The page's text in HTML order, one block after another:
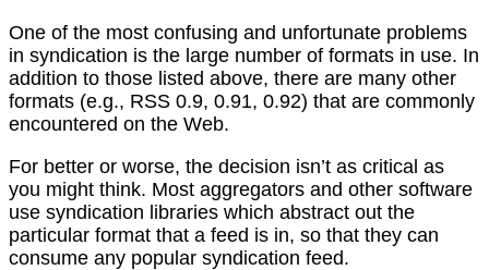
One of the most confusing and unfortunate problems
in syndication is the large number of formats in use. In
addition to those listed above, there are many other
formats (e.g., RSS 0.9, 0.91, 0.92) that are commonly
encountered on the Web.
For better or worse, the decision isn’t as critical as
you might think. Most aggregators and other software
use syndication libraries which abstract out the
particular format that a feed is in, so that they can
consume any popular syndication feed.